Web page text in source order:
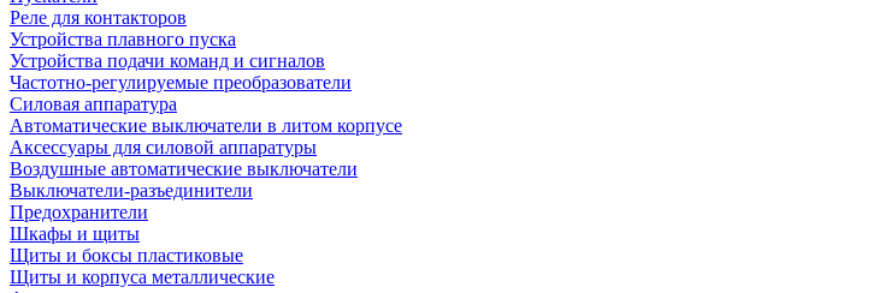
Реле для контакторов
Устройства плавного пуска
Устройства подачи команд и сигналов
Частотно-регулируемые преобразователи
Силовая аппаратура
Автоматические выключатели в литом корпусе
Аксессуары для силовой аппаратуры
Воздушные автоматические выключатели
Выключатели-разъединители
Предохранители
Шкафы и щиты
Щиты и боксы пластиковые
Щиты и корпуса металлические